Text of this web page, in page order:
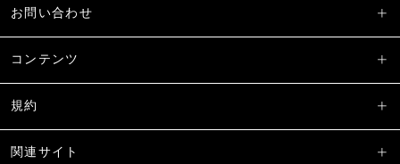
お問い合わせ
コンテンツ
規約
関連サイト